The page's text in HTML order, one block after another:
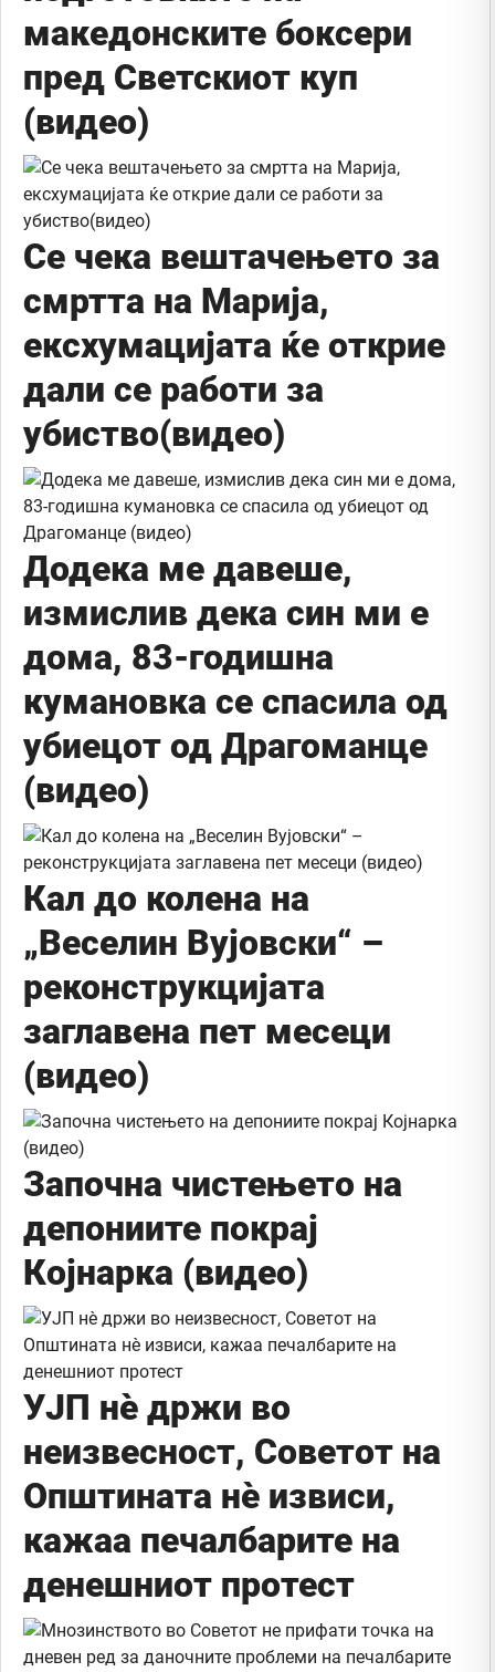
македонските боксери
пред Светскиот куп
(видео)
Се чека вештачењето за
смртта на Марија,
ексхумацијата ќе открие
дали се работи за
убиство(видео)
Додека ме давеше,
измислив дека син ми е
дома, 83-годишна
кумановка се спасила од
убиецот од Драгоманце
(видео)
Кал до колена на
„Веселин Вујовски“ –
реконструкцијата
заглавена пет месеци
(видео)
Започна чистењето на
депониите покрај
Којнарка (видео)
УЈП нè држи во
неизвесност, Советот на
Општината нè извиси,
кажаа печалбарите на
денешниот протест